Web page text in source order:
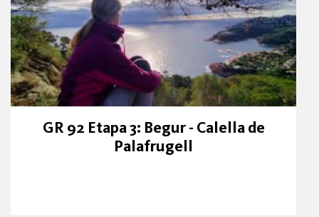
GR 92 Etapa 3: Begur - Calella de
Palafrugell